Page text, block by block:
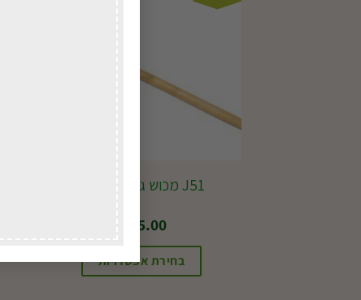
J51 מכוש גננים + ידית
65.00
בחירת אפשרויות